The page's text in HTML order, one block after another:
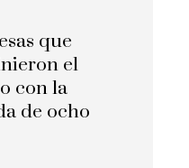
que
el
con la
de ocho